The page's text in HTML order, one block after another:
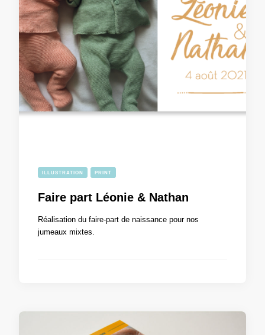
ILLUSTRATION PRINT
Faire part Léonie & Nathan
Réalisation du faire-part de naissance pour nos
jumeaux mixtes.